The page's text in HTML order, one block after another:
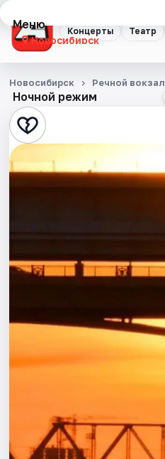
Концерты Театр
Меню
Новосибирск
Концерты
Театр
Стендап
Выставки
Спорт
Города
Артисты
Рейтинги
Ночной режим
Новосибирск Речной вокзал